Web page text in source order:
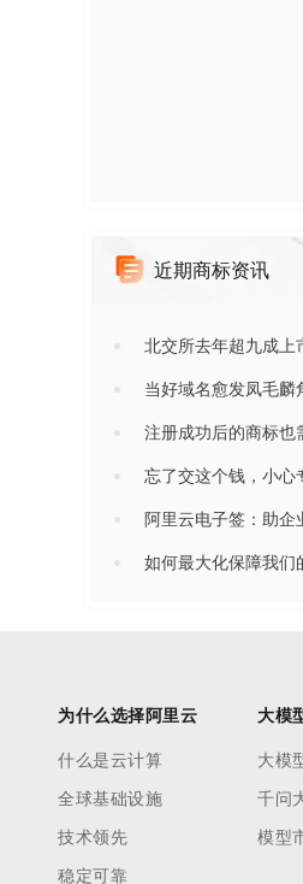
近期商标资讯
北交所去年超九成上
当好域名愈发凤毛麟
注册成功后的商标也
忘了交这个钱，小心
阿里云电子签：助企
如何最大化保障我们